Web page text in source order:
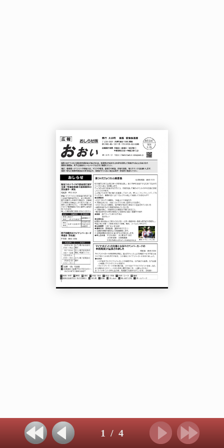
1 / 4